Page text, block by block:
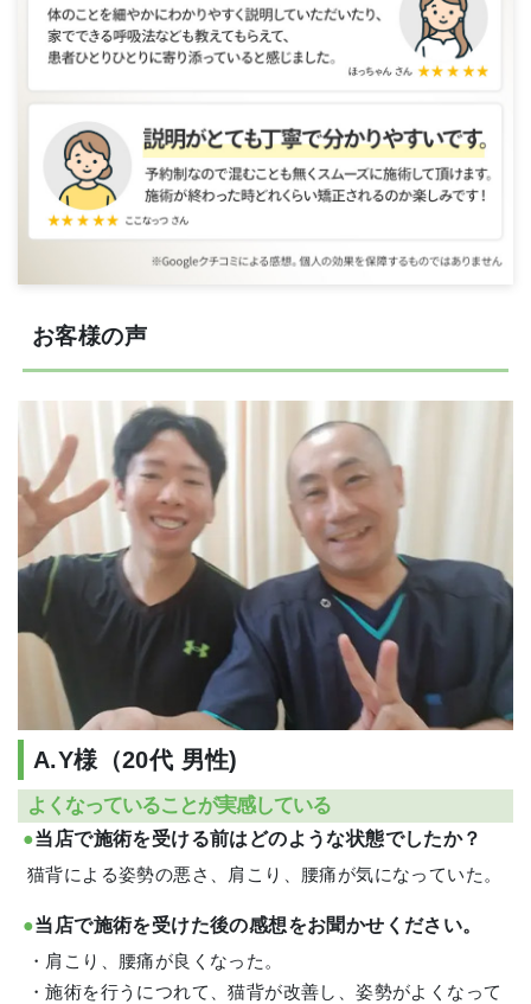
お客様の声
A.Y様（20代 男性)
よくなっていることが実感している
当店で施術を受ける前はどのような状態でしたか？
猫背による姿勢の悪さ、肩こり、腰痛が気になっていた。
当店で施術を受けた後の感想をお聞かせください。
・肩こり、腰痛が良くなった。
・施術を行うにつれて、猫背が改善し、姿勢がよくなって